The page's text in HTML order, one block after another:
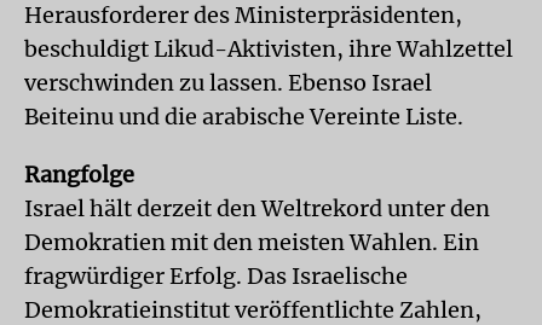
Herausforderer des Ministerpräsidenten,
beschuldigt Likud-Aktivisten, ihre Wahlzettel
verschwinden zu lassen. Ebenso Israel
Beiteinu und die arabische Vereinte Liste.
Rangfolge
Israel hält derzeit den Weltrekord unter den
Demokratien mit den meisten Wahlen. Ein
fragwürdiger Erfolg. Das Israelische
Demokratieinstitut veröffentlichte Zahlen,